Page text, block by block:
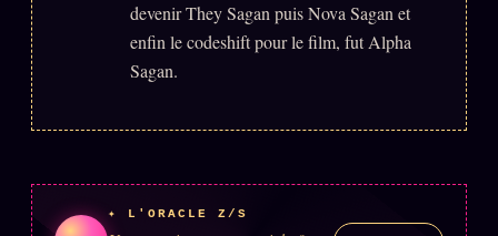
devenir They Sagan puis Nova Sagan et
enfin le codeshift pour le film, fut Alpha
Sagan.
✦ L'ORACLE Z/S